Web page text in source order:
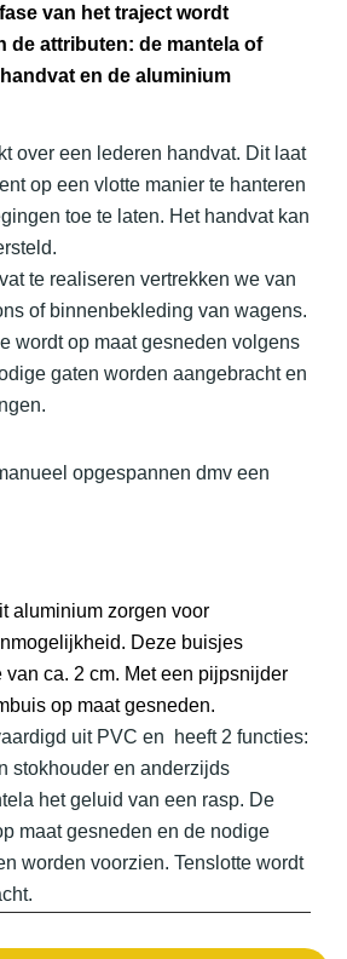
van het traject wordt
de attributen: de mantela of
en de aluminium
over een lederen handvat. Dit laat
op een vlotte manier te hanteren
toe te laten. Het handvat kan
te realiseren vertrekken we van
of binnenbekleding van wagens.
wordt op maat gesneden volgens
gaten worden aangebracht en
opgespannen dmv een
aluminium zorgen voor
Deze buisjes
van ca. 2 cm. Met een pijpsnijder
op maat gesneden.
uit PVC en heeft 2 functies:
stokhouder en anderzijds
het geluid van een rasp. De
maat gesneden en de nodige
worden voorzien. Tenslotte wordt